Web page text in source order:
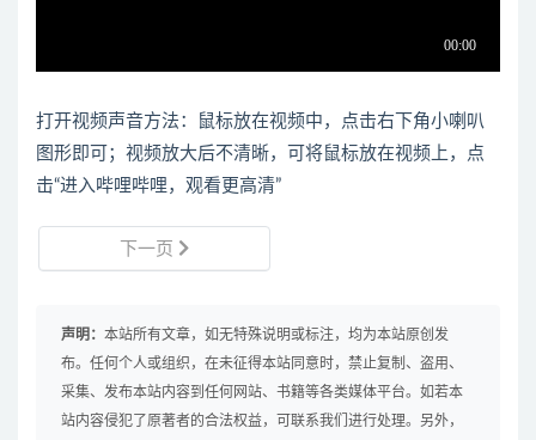
打开视频声音方法：鼠标放在视频中，点击右下角小喇叭
图形即可；视频放大后不清晰，可将鼠标放在视频上，点
击“进入哔哩哔哩，观看更高清”
下一页
声明： 本站所有文章，如无特殊说明或标注，均为本站原创发
布。任何个人或组织，在未征得本站同意时，禁止复制、盗用、
采集、发布本站内容到任何网站、书籍等各类媒体平台。如若本
站内容侵犯了原著者的合法权益，可联系我们进行处理。另外，